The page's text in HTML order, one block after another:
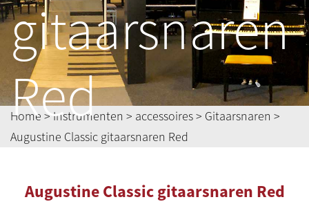
gitaarsnaren
Red
Home > Instrumenten > accessoires> Gitaarsnaren >
Augustine Classic gitaarsnaren Red
Augustine Classic gitaarsnaren Red